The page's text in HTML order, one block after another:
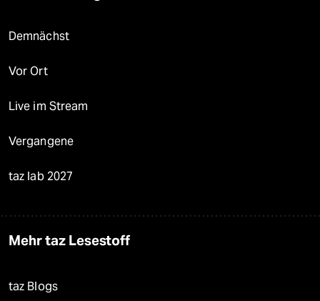
Demnächst
Vor Ort
Live im Stream
Vergangene
taz lab 2027
Mehr taz Lesestoff
taz Blogs